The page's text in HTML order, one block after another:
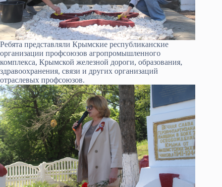
Ребята представляли Крымские республиканские
организации профсоюзов агропромышленного
комплекса, Крымской железной дороги, образования,
здравоохранения, связи и других организаций
отраслевых профсоюзов.